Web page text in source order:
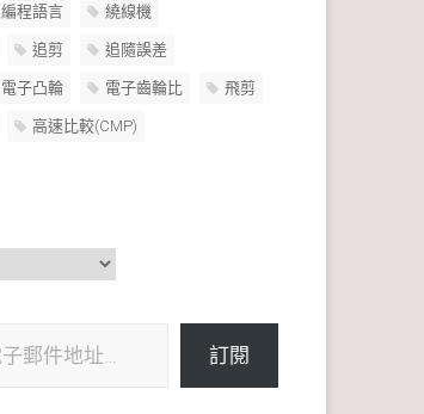
編程語言 繞線機
追剪 追隨誤差
電子凸輪 電子齒輪比 飛剪
高速比較(CMP)
訂閱